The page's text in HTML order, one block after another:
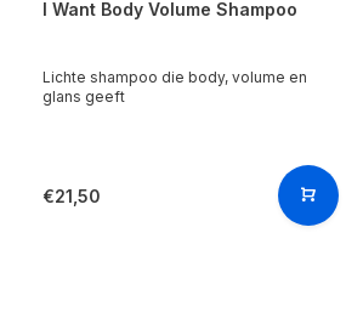
I Want Body Volume Shampoo
Lichte shampoo die body, volume en
glans geeft
€21,50